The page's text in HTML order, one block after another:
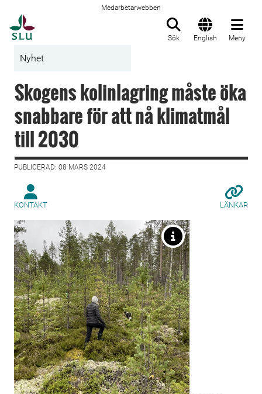
Medarbetarwebben
Sök English Meny
Nyhet
Skogens kolinlagring måste öka
snabbare för att nå klimatmål
till 2030
PUBLICERAD: 08 MARS 2024
KONTAKT LÄNKAR